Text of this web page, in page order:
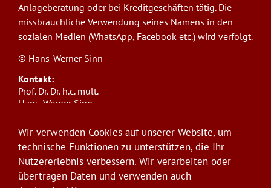
Anlageberatung oder bei Kreditgeschäften tätig. Die
missbräuchliche Verwendung seines Namens in den
sozialen Medien (WhatsApp, Facebook etc.) wird verfolgt.
© Hans-Werner Sinn
Kontakt:
Prof. Dr. Dr. h.c. mult.
Hans-Werner Sinn,
ifo Institut
Poschingerstr. 5, 81679 München
Telefon: +49(0)89/9224-1276
E-Mail:sinn@ifo.de
Wir verwenden Cookies auf unserer Website, um
technische Funktionen zu unterstützen, die Ihr
Nutzererlebnis verbessern. Wir verarbeiten oder
übertragen Daten und verwenden auch